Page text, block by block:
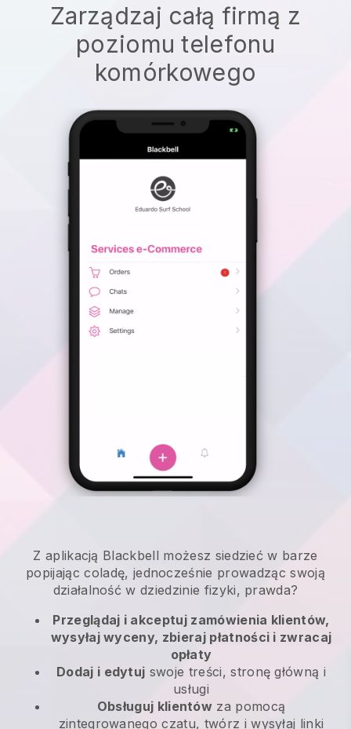
Zarządzaj całą firmą z
poziomu telefonu
komórkowego
Z aplikacją Blackbell możesz siedzieć w barze
popijając coladę, jednocześnie prowadząc swoją
działalność w dziedzinie fizyki, prawda?
Przeglądaj i akceptuj zamówienia klientów,
wysyłaj wyceny, zbieraj płatności i zwracaj
opłaty
Dodaj i edytuj swoje treści, stronę główną i
usługi
Obsługuj klientów za pomocą
zintegrowanego czatu, twórz i wysyłaj linki